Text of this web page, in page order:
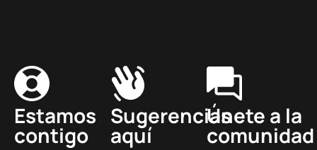
Estamos
contigo
Sugerencias
aquí
Únete a la
comunidad